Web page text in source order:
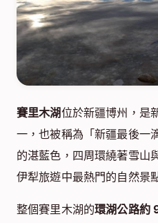
賽里木湖位於新疆博州，是
一，也被稱為「新疆最後一
的湛藍色，四周環繞著雪山
伊犁旅遊中最熱門的自然景
整個賽里木湖的環湖公路約